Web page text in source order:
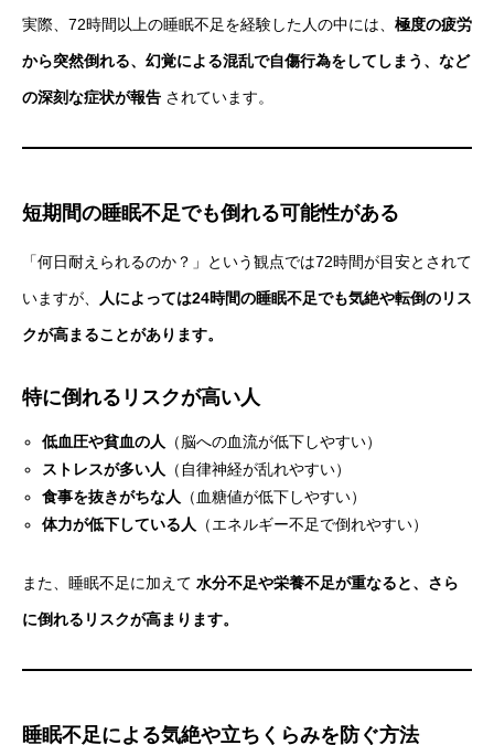
実際、72時間以上の睡眠不足を経験した人の中には、 極度の疲労
から突然倒れる、幻覚による混乱で自傷行為をしてしまう、など
の深刻な症状が報告 されています。
短期間の睡眠不足でも倒れる可能性がある
「何日耐えられるのか？」という観点では72時間が目安とされて
いますが、 人によっては24時間の睡眠不足でも気絶や転倒のリス
クが高まることがあります。
特に倒れるリスクが高い人
低血圧や貧血の人
（脳への血流が低下しやすい）
ストレスが多い人
（自律神経が乱れやすい）
食事を抜きがちな人
（血糖値が低下しやすい）
体力が低下している人
（エネルギー不足で倒れやすい）
また、睡眠不足に加えて 水分不足や栄養不足が重なると、さら
に倒れるリスクが高まります。
睡眠不足による気絶や立ちくらみを防ぐ方法